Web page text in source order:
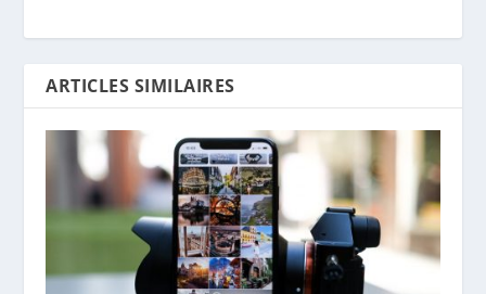
ARTICLES SIMILAIRES